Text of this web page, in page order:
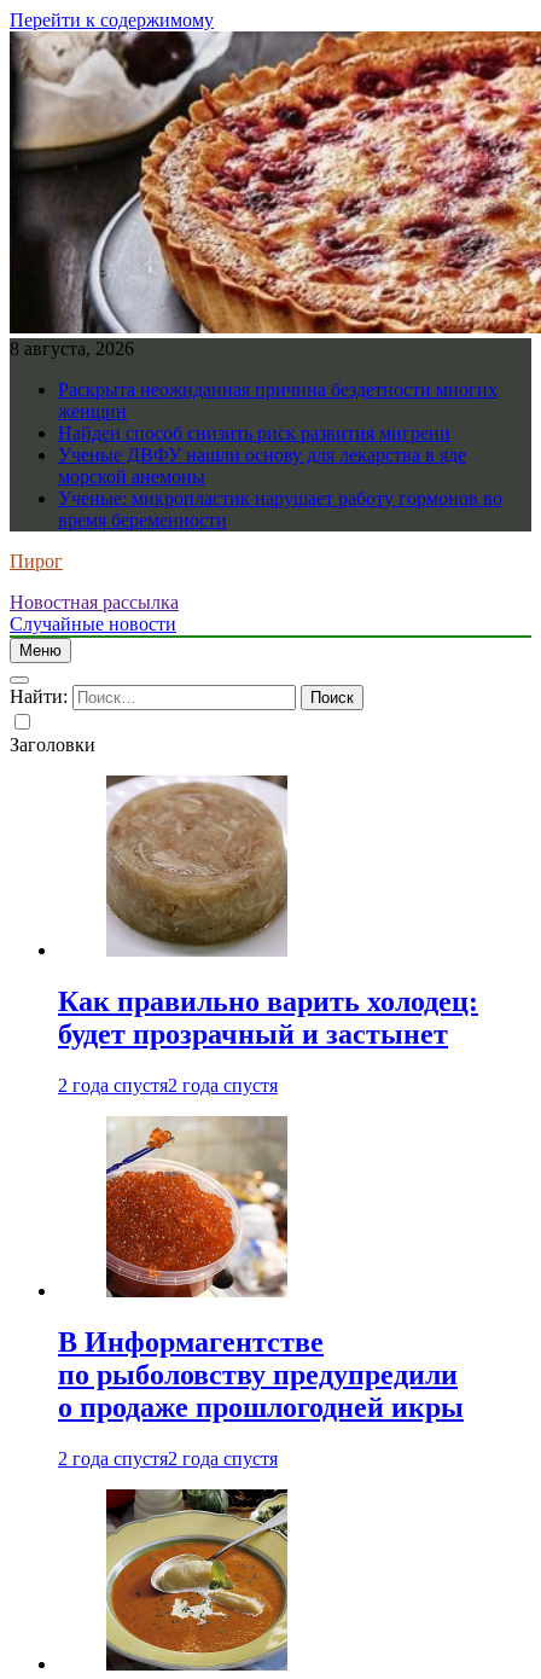
Перейти к содержимому
8 августа, 2026
Раскрыта неожиданная причина бездетности многих
женщин
Найден способ снизить риск развития мигрени
Ученые ДВФУ нашли основу для лекарства в яде
морской анемоны
Ученые: микропластик нарушает работу гормонов во
время беременности
Пирог
Новостная рассылка
Случайные новости
Меню
Найти:
Заголовки
Как правильно варить холодец:
будет прозрачный и застынет
2 года спустя2 года спустя
В Информагентстве
по рыболовству предупредили
о продаже прошлогодней икры
2 года спустя2 года спустя